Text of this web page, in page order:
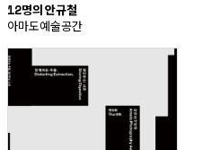
12명의 안규철
아마도예술공간